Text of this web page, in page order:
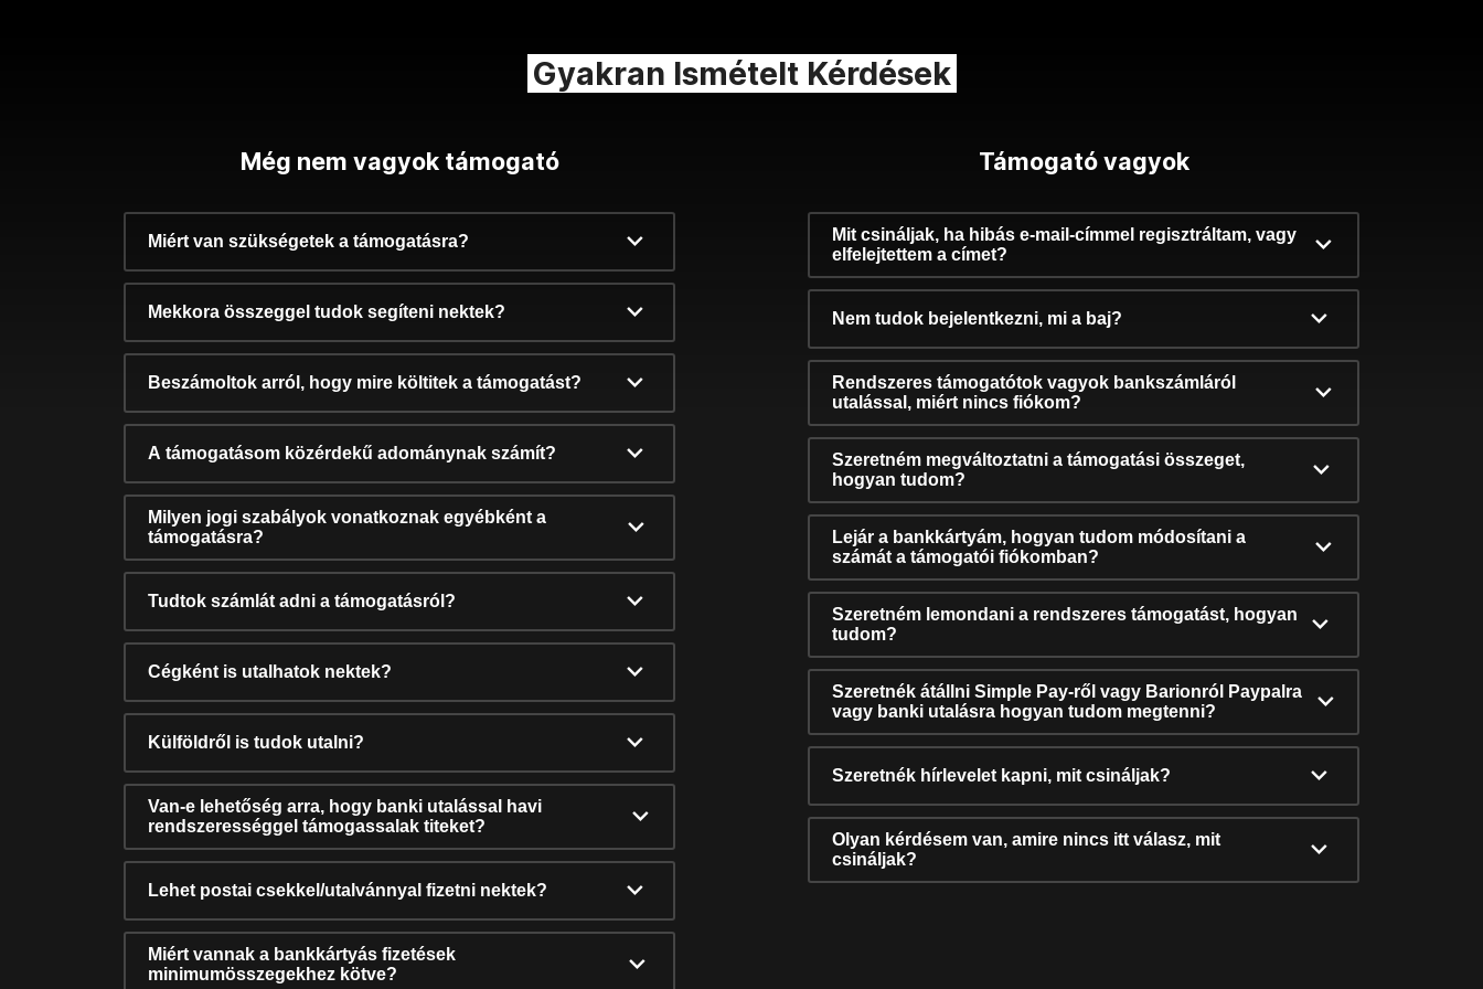
Gyakran Ismételt Kérdések
Még nem vagyok támogató
Miért van szükségetek a támogatásra?
Mekkora összeggel tudok segíteni nektek?
Beszámoltok arról, hogy mire költitek a támogatást?
A támogatásom közérdekű adománynak számít?
Milyen jogi szabályok vonatkoznak egyébként a
támogatásra?
Tudtok számlát adni a támogatásról?
Cégként is utalhatok nektek?
Külföldről is tudok utalni?
Van-e lehetőség arra, hogy banki utalással havi
rendszerességgel támogassalak titeket?
Lehet postai csekkel/utalvánnyal fizetni nektek?
Miért vannak a bankkártyás fizetések
minimumösszegekhez kötve?
Támogató vagyok
Mit csináljak, ha hibás e-mail-címmel regisztráltam, vagy
elfelejtettem a címet?
Nem tudok bejelentkezni, mi a baj?
Rendszeres támogatótok vagyok bankszámláról
utalással, miért nincs fiókom?
Szeretném megváltoztatni a támogatási összeget,
hogyan tudom?
Lejár a bankkártyám, hogyan tudom módosítani a
számát a támogatói fiókomban?
Szeretném lemondani a rendszeres támogatást, hogyan
tudom?
Szeretnék átállni Simple Pay-ről vagy Barionról Paypalra
vagy banki utalásra hogyan tudom megtenni?
Szeretnék hírlevelet kapni, mit csináljak?
Olyan kérdésem van, amire nincs itt válasz, mit
csináljak?